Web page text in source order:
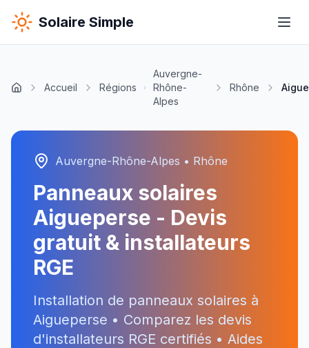
Solaire Simple
Accueil Régions
Auvergne-
Rhône-
Alpes
Rhône
Auvergne-Rhône-Alpes • Rhône
Panneaux solaires
Aigueperse - Devis
gratuit & installateurs
RGE
Installation de panneaux solaires à
Aigueperse • Comparez les devis
d'installateurs RGE certifiés • Aides